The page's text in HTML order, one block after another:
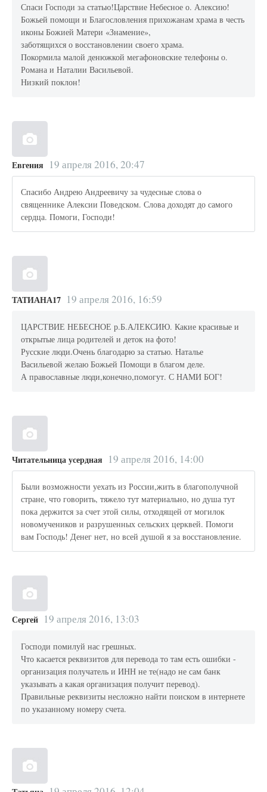
Спаси Господи за статью!Царствие Небесное о. Алексию!
Божьей помощи и Благословления прихожанам храма в честь
иконы Божией Матери «Знамение»,
заботящихся о восстановлении своего храма.
Покормила малой денюжкой мегафоновские телефоны о.
Романа и Наталии Васильевой.
Низкий поклон!
Евгения 19 апреля 2016, 20:47
Спасибо Андрею Андреевичу за чудесные слова о
священнике Алексии Поведском. Слова доходят до самого
сердца. Помоги, Господи!
ТАТИАНА17 19 апреля 2016, 16:59
ЦАРСТВИЕ НЕБЕСНОЕ р.Б.АЛЕКСИЮ. Какие красивые и
открытые лица родителей и деток на фото!
Русские люди.Очень благодарю за статью. Наталье
Васильевой желаю Божьей Помощи в благом деле.
А православные люди,конечно,помогут. С НАМИ БОГ!
Читательница усердная 19 апреля 2016, 14:00
Были возможности уехать из России,жить в благополучной
стране, что говорить, тяжело тут материально, но душа тут
пока держится за счет этой силы, отходящей от могилок
новомучеников и разрушенных сельских церквей. Помоги
вам Господь! Денег нет, но всей душой я за восстановление.
Сергей 19 апреля 2016, 13:03
Господи помилуй нас грешных.
Что касается реквизитов для перевода то там есть ошибки -
организация получатель и ИНН не те(надо не сам банк
указывать а какая организация получит перевод).
Правильные реквизиты несложно найти поиском в интернете
по указанному номеру счета.